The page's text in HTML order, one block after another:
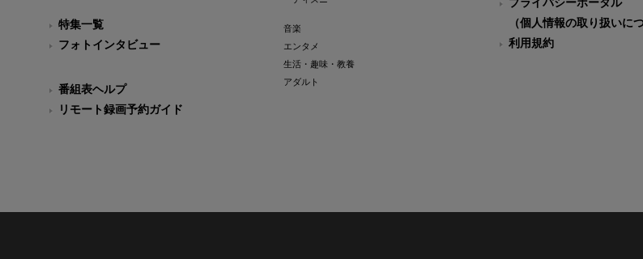
特集一覧
フォトインタビュー
番組表ヘルプ
リモート録画予約ガイド
音楽
エンタメ
生活・趣味・教養
アダルト
プライバシーポータル
（個人情報の取り扱いに
利用規約